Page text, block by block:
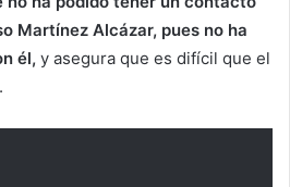
Martínez Alcázar, pues no ha
él, y asegura que es difícil que el